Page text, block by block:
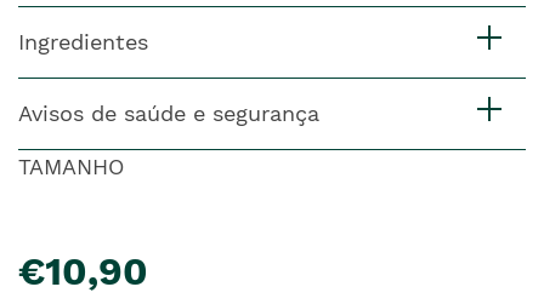
Ingredientes
Avisos de saúde e segurança
TAMANHO
€10,90